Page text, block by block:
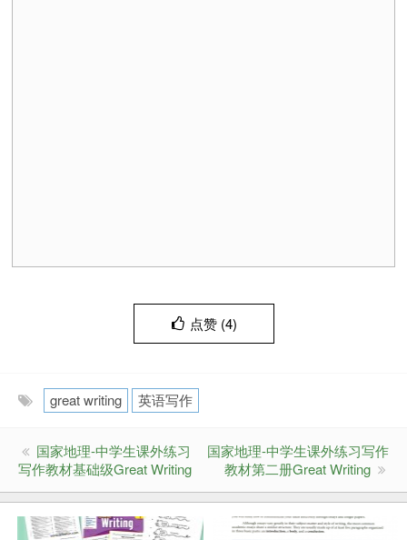
点赞 (4)
great writing 英语写作
国家地理-中学生课外练习
写作教材基础级Great Writing
国家地理-中学生课外练习写作
教材第二册Great Writing